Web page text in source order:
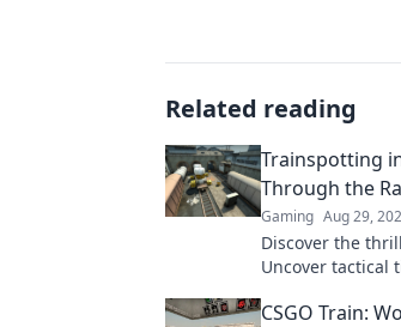
Related reading
Trainspotting
Through the
Gaming Aug 29,
Discover the
Uncover tactical
CSGO Train: